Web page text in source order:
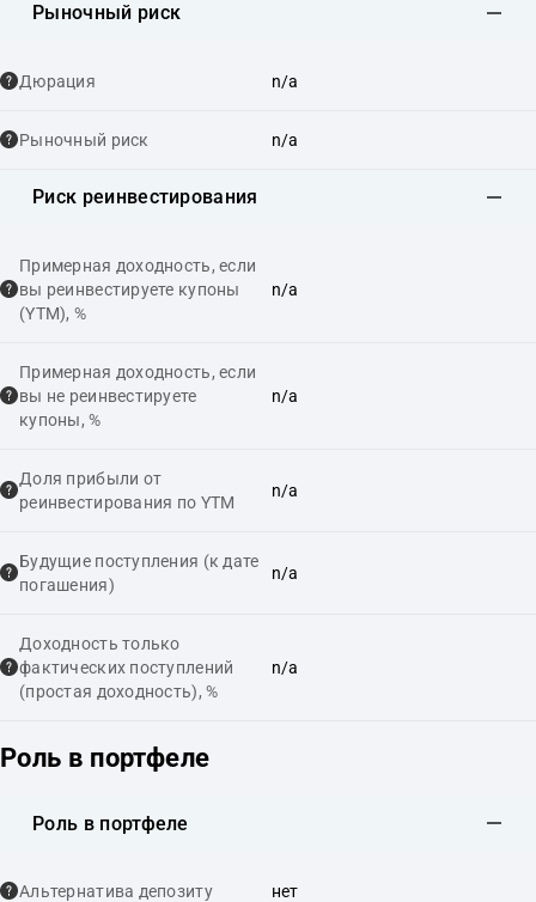
Рыночный риск
Дюрация n/a
Рыночный риск n/a
Риск реинвестирования
Примерная доходность, если
вы реинвестируете купоны
(YTM), %
n/a
Примерная доходность, если
вы не реинвестируете
купоны, %
n/a
Доля прибыли от
реинвестирования по YTM
n/a
Будущие поступления (к дате
погашения)
n/a
Доходность только
фактических поступлений
(простая доходность), %
n/a
Роль в портфеле
Роль в портфеле
Альтернатива депозиту нет